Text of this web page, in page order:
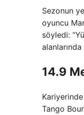
Sezonun
oyuncu
söyledi:
14.9
Tango